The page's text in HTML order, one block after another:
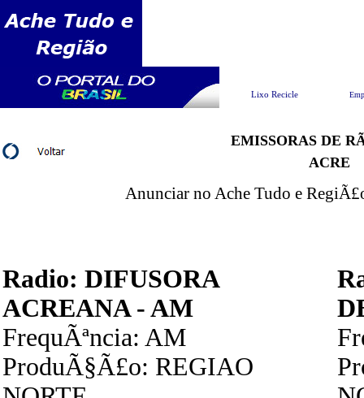
Lixo Recicle
EMISSORAS DE
ACRE
Anunciar no Ache Tudo e
Radio: DIFUSORA
ACREANA - AM
FrequÃªncia: AM
ProduÃ§Ã£o: REGIAO